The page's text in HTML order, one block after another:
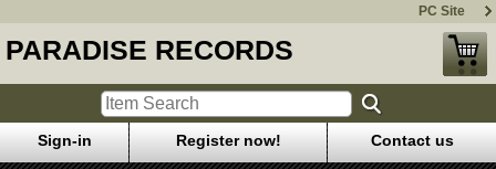
PC Site
PARADISE RECORDS
Sign-in Register now! Contact us